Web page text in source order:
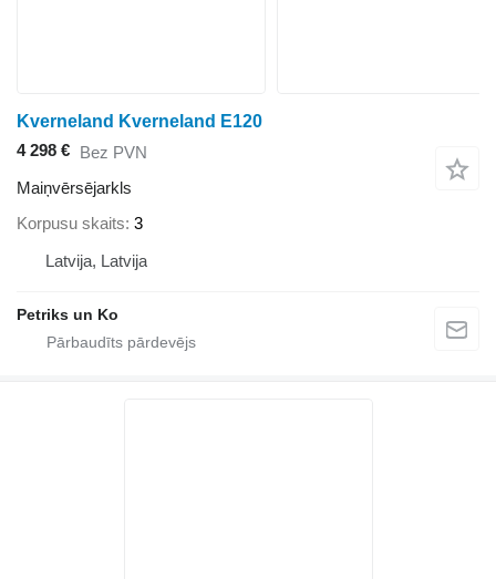
Kverneland Kverneland E120
4 298 € Bez PVN
Maiņvērsējarkls
Korpusu skaits 3
Latvija, Latvija
Petriks un Ko